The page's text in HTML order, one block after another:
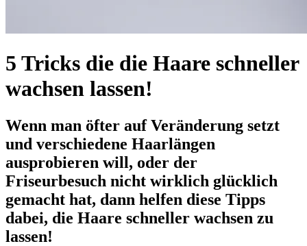
5 Tricks die die Haare schneller
wachsen lassen!
Wenn man öfter auf Veränderung setzt
und verschiedene Haarlängen
ausprobieren will, oder der
Friseurbesuch nicht wirklich glücklich
gemacht hat, dann helfen diese Tipps
dabei, die Haare schneller wachsen zu
lassen!